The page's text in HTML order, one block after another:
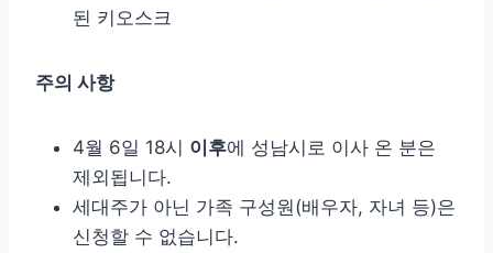
된 키오스크
주의 사항
4월 6일 18시 이후에 성남시로 이사 온 분은
제외됩니다.
세대주가 아닌 가족 구성원(배우자, 자녀 등)은
신청할 수 없습니다.